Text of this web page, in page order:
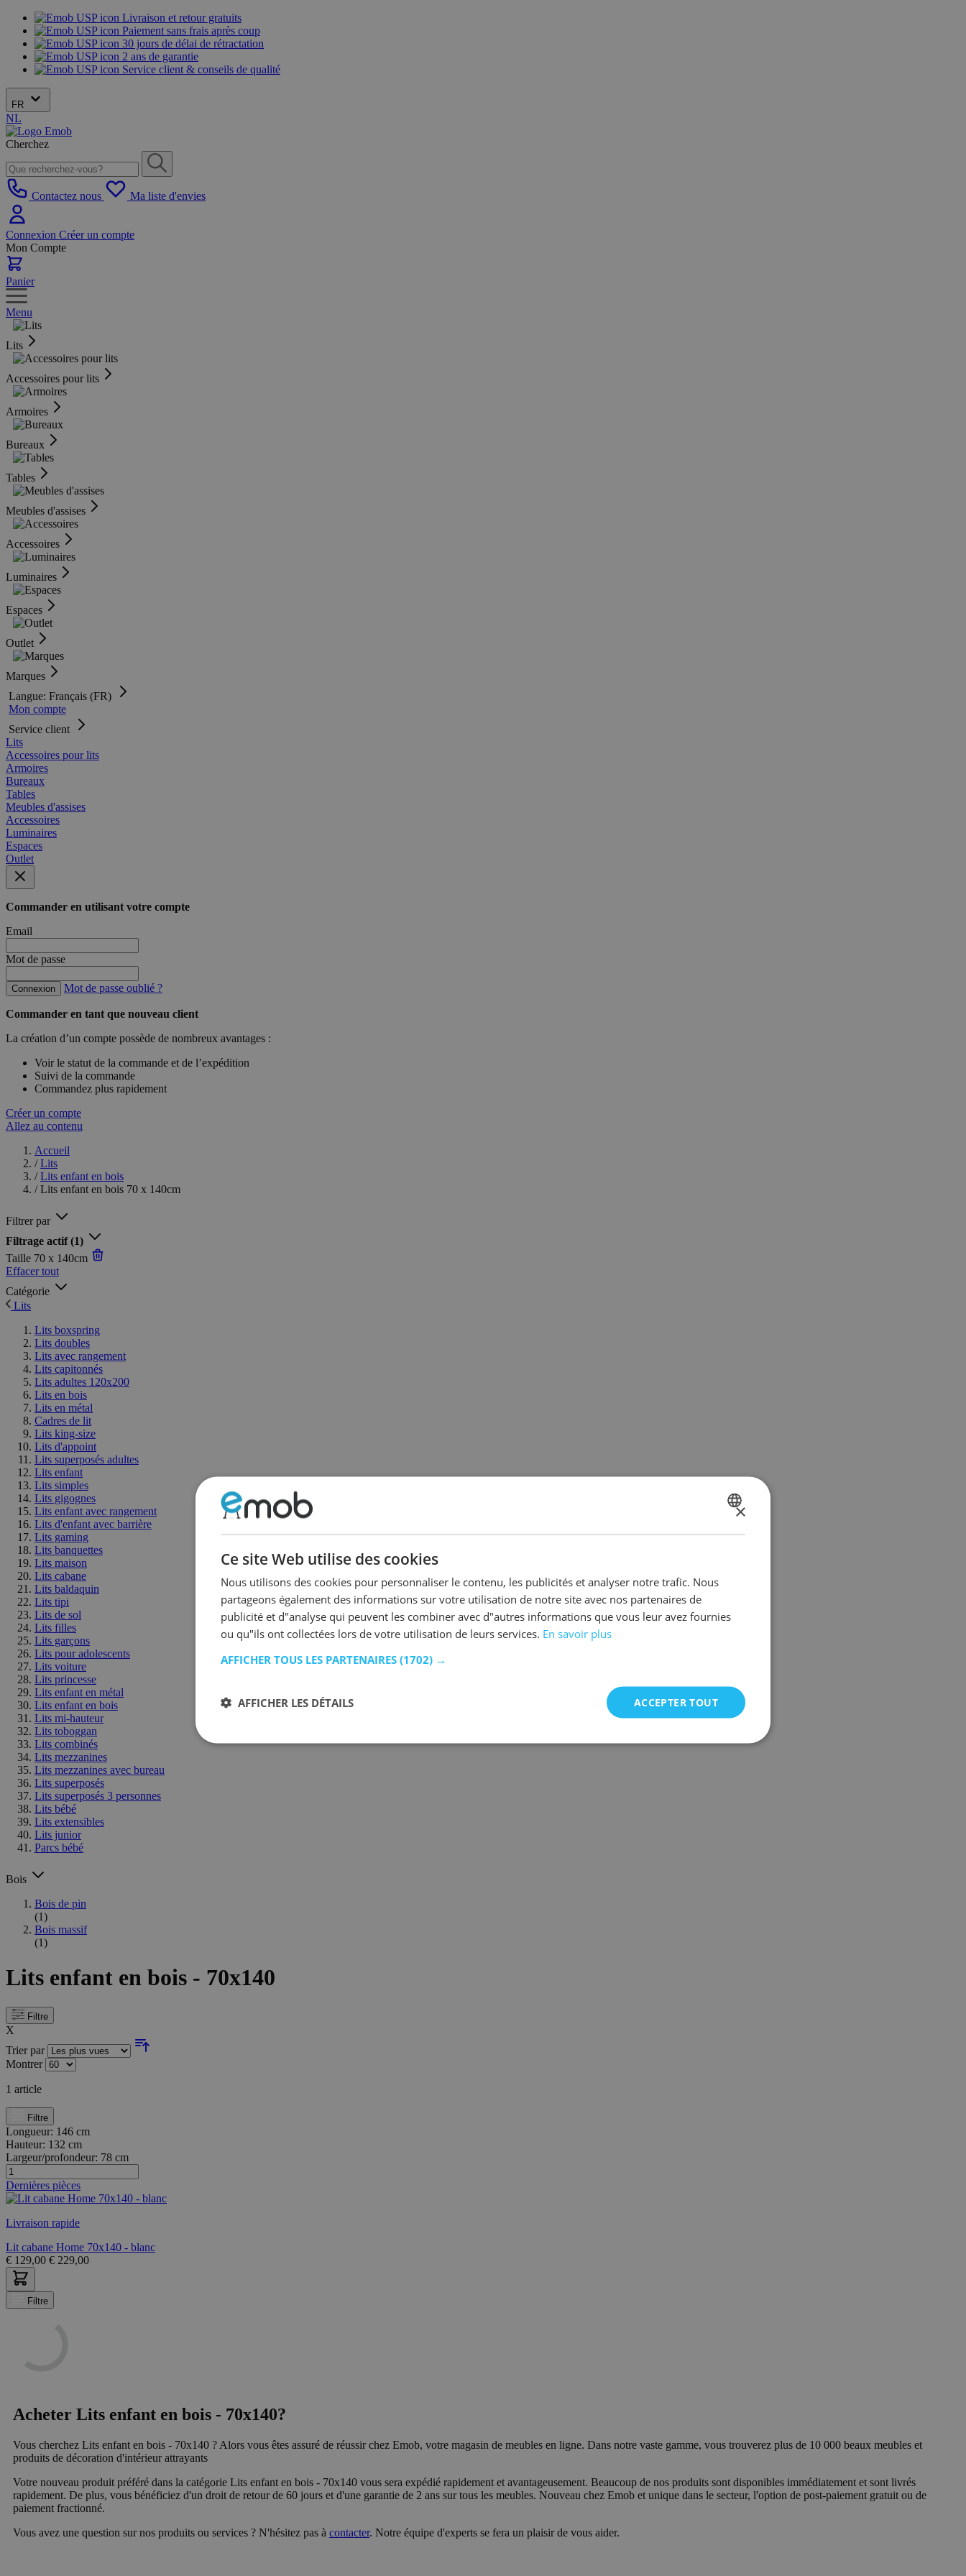
Livraison et retour gratuits
Paiement sans frais après coup
30 jours de délai de rétractation
2 ans de garantie
Service client & conseils de qualité
FR
NL
Cherchez
Contactez nous Ma liste d'envies
Connexion Créer un compte
Mon Compte
Panier
Menu
Lits
Accessoires pour lits
Armoires
Bureaux
Tables
Meubles d'assises
Accessoires
Luminaires
Espaces
Outlet
Marques
Langue: Français (FR)
Mon compte
Service client
Lits
Accessoires pour lits
Armoires
Bureaux
Tables
Meubles d'assises
Accessoires
Luminaires
Espaces
Outlet
Commander en utilisant votre compte
Email
Mot de passe
Connexion Mot de passe oublié ?
Commander en tant que nouveau client
La création d’un compte possède de nombreux avantages :
Voir le statut de la commande et de l’expédition
Suivi de la commande
Commandez plus rapidement
Créer un compte
Allez au contenu
Accueil
/ Lits
/ Lits enfant en bois
/ Lits enfant en bois 70 x 140cm
Filtrer par
Filtrage actif(1)
Taille 70 x 140cm
Effacer tout
Catégorie
Lits
Lits boxspring
Lits doubles
Lits avec rangement
Lits capitonnés
Lits adultes 120x200
Lits en bois
Lits en métal
Cadres de lit
Lits king-size
Lits d'appoint
Lits superposés adultes
Lits enfant
Lits simples
Lits gigognes
Lits enfant avec rangement
Lits d'enfant avec barrière
Lits gaming
Lits banquettes
Lits maison
Lits cabane
Lits baldaquin
Lits tipi
Lits de sol
Lits filles
Lits garçons
Lits pour adolescents
Lits voiture
Lits princesse
Lits enfant en métal
Lits enfant en bois
Lits mi-hauteur
Lits toboggan
Lits combinés
Lits mezzanines
Lits mezzanines avec bureau
Lits superposés
Lits superposés 3 personnes
Lits bébé
Lits extensibles
Lits junior
Parcs bébé
Bois
Bois de pin
(1)
Bois massif
(1)
Lits enfant en bois - 70x140
Filtre
X
Trier par
Montrer
1 article
Filtre
Longueur: 146 cm
Hauteur: 132 cm
Largeur/profondeur: 78 cm
Dernières pièces
Livraison rapide
Lit cabane Home 70x140 - blanc
€ 129,00 € 229,00
Filtre
Acheter Lits enfant en bois - 70x140?
Vous cherchez Lits enfant en bois - 70x140 ? Alors vous êtes assuré de réussir chez Emob, votre magasin de meubles en ligne. Dans notre vaste gamme, vous trouverez plus de 10 000 beaux meubles et
produits de décoration d'intérieur attrayants
Votre nouveau produit préféré dans la catégorie Lits enfant en bois - 70x140 vous sera expédié rapidement et avantageusement. Beaucoup de nos produits sont disponibles immédiatement et sont livrés
rapidement. De plus, vous bénéficiez d'un droit de retour de 60 jours et d'une garantie de 2 ans sur tous les meubles. Nouveau chez Emob et unique dans le secteur, l'option de post-paiement gratuit ou de
paiement fractionné.
Vous avez une question sur nos produits ou services ? N'hésitez pas à contacter. Notre équipe d'experts se fera un plaisir de vous aider.
×
Ce site Web utilise des cookies
Nous utilisons des cookies pour personnaliser le contenu, les publicités et analyser notre trafic. Nous
partageons également des informations sur votre utilisation de notre site avec nos partenaires de
publicité et d"analyse qui peuvent les combiner avec d"autres informations que vous leur avez fournies
ou qu"ils ont collectées lors de votre utilisation de leurs services. En savoir plus
AFFICHER TOUS LES PARTENAIRES (1702) →
ACCEPTER TOUT
AFFICHER LES DÉTAILS